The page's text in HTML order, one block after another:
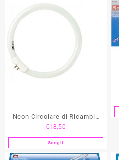
Neon Circolare di Ricambio
per Lampade PRYM
€ 18,50
ScegliQuesto
prodotto